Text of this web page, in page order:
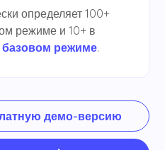
определяет 100+
режиме и 10+ в
режиме.
демо-версию